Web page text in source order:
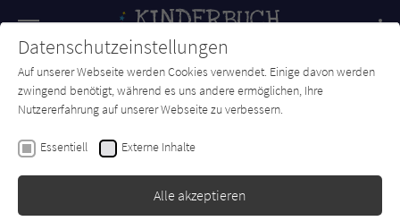
SUCHE Forum Charts Newsletter
Claudia Lagermann
Datenschutzeinstellungen
Auf unserer Webseite werden Cookies verwendet. Einige davon werden
zwingend benötigt, während es uns andere ermöglichen, Ihre
Nutzererfahrung auf unserer Webseite zu verbessern.
Essentiell Externe Inhalte
Alle akzeptieren